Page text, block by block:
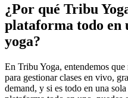
¿Por qué Tribu
plataforma todo en
yoga?
En Tribu Yoga, entendemos
para gestionar clases en vivo,
demand, y si es todo en una